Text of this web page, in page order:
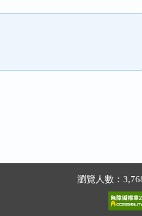
瀏覽人數：